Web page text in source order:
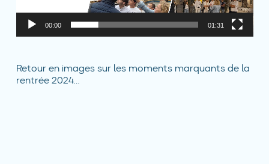
00:00 01:31
Retour en images sur les moments marquants de la
rentrée 2024…